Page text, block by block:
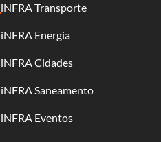
iNFRA Transporte
iNFRA Energia
iNFRA Cidades
iNFRA Saneamento
iNFRA Eventos